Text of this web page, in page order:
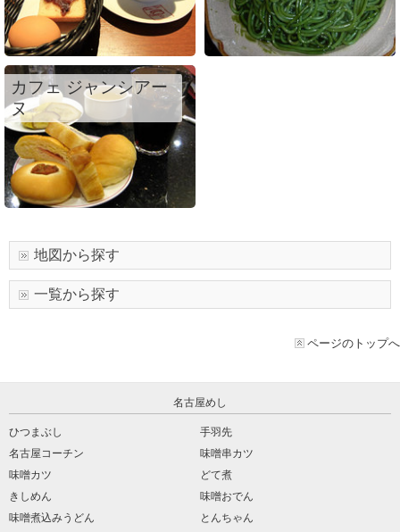
カフェ ジャンシアー
ヌ
地図から探す
一覧から探す
ページのトップへ
名古屋めし
ひつまぶし
名古屋コーチン
味噌カツ
きしめん
味噌煮込みうどん
手羽先
味噌串カツ
どて煮
味噌おでん
とんちゃん